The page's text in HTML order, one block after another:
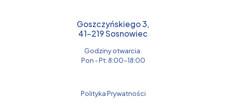
Goszczyńskiego 3,
41-219 Sosnowiec
Godziny otwarcia:
Pon - Pt: 8:00-18:00
Polityka Prywatności